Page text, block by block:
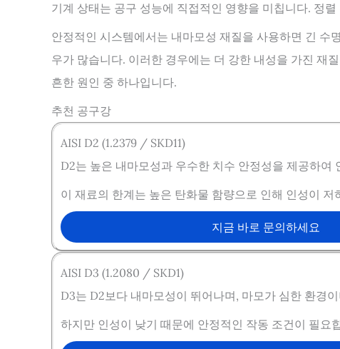
기계 상태는 공구 성능에 직접적인 영향을 미칩니다. 정
안정적인 시스템에서는 내마모성 재질을 사용하면 긴 수
우가 많습니다. 이러한 경우에는 더 강한 내성을 가진 재
흔한 원인 중 하나입니다.
추천 공구강
AISI D2 (1.2379 / SKD11)
D2는 높은 내마모성과 우수한 치수 안정성을 제공하
이 재료의 한계는 높은 탄화물 함량으로 인해 인성이
지금 바로 문의하세요
AISI D3 (1.2080 / SKD1)
D3는 D2보다 내마모성이 뛰어나며, 마모가 심한 환경
하지만 인성이 낮기 때문에 안정적인 작동 조건이 필요